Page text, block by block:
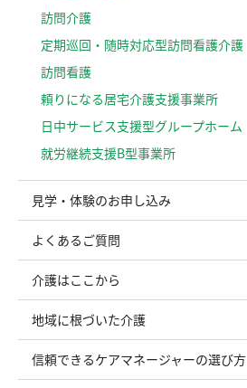
訪問介護
定期巡回・随時対応型訪問看護介護
訪問看護
頼りになる居宅介護支援事業所
日中サービス支援型グループホーム
就労継続支援B型事業所
見学・体験のお申し込み
よくあるご質問
介護はここから
地域に根づいた介護
信頼できるケアマネージャーの選び方